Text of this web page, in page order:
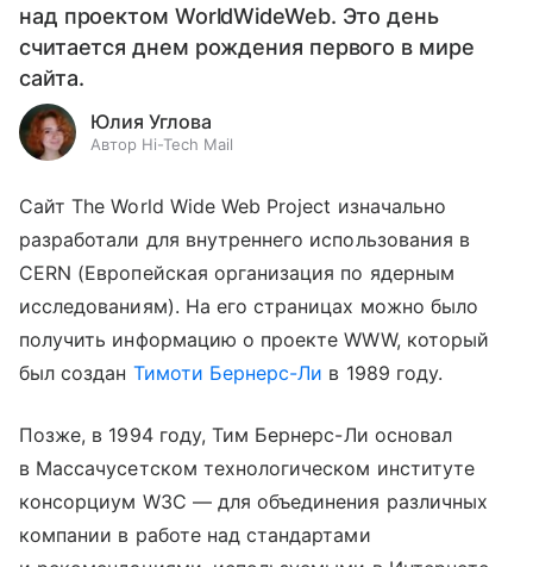
над проектом WorldWideWeb. Это день
считается днем рождения первого в мире
сайта.
Юлия Углова
Автор Hi-Tech Mail
Сайт The World Wide Web Project изначально
разработали для внутреннего использования в
CERN (Европейская организация по ядерным
исследованиям). На его страницах можно было
получить информацию о проекте WWW, который
был создан Тимоти Бернерс-Ли в 1989 году.
Позже, в 1994 году, Тим Бернерс-Ли основал
в Массачусетском технологическом институте
консорциум W3C — для объединения различных
компании в работе над стандартами